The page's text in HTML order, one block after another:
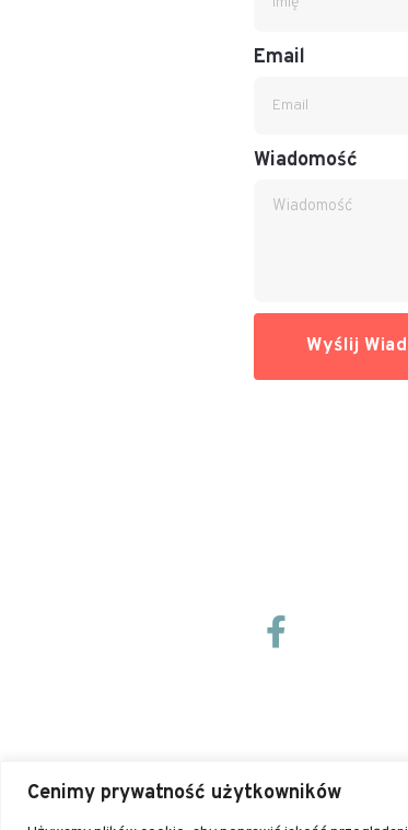
Cenimy prywatność użytkowników
Email
Wiadomość
Wyślij